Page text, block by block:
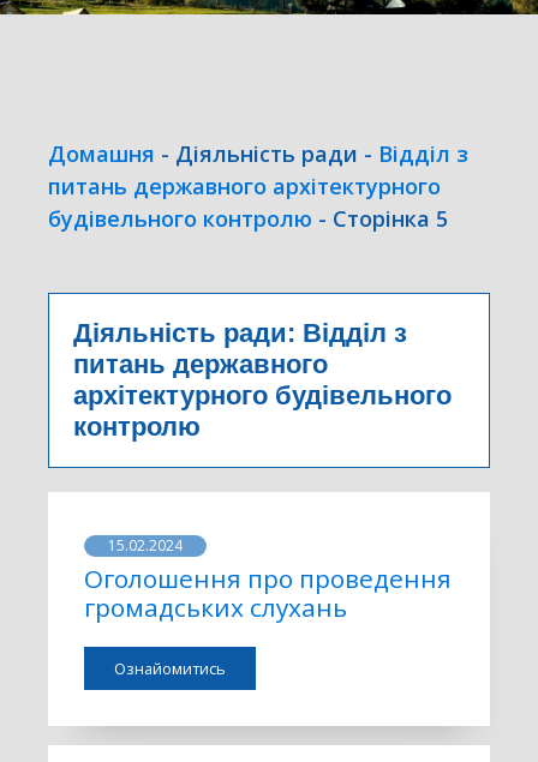
Домашня - Діяльність ради - Відділ з
питань державного архітектурного
будівельного контролю - Сторінка 5
Діяльність ради: Відділ з
питань державного
архітектурного будівельного
контролю
15.02.2024
Оголошення про проведення
громадських слухань
Ознайомитись